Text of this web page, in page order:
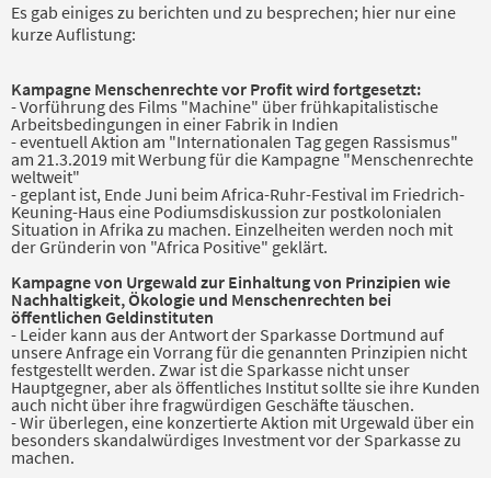
Es gab einiges zu berichten und zu besprechen; hier nur eine
kurze Auflistung:
Kampagne Menschenrechte vor Profit wird fortgesetzt:
- Vorführung des Films "Machine" über frühkapitalistische
Arbeitsbedingungen in einer Fabrik in Indien
- eventuell Aktion am "Internationalen Tag gegen Rassismus"
am 21.3.2019 mit Werbung für die Kampagne "Menschenrechte
weltweit"
- geplant ist, Ende Juni beim Africa-Ruhr-Festival im Friedrich-
Keuning-Haus eine Podiumsdiskus­sion zur postkolonialen
Situation in Afrika zu machen. Einzelheiten werden noch mit
der Gründerin von "Africa Positive" geklärt.
Kampagne von Urgewald zur Einhaltung von Prinzipien wie
Nachhaltigkeit, Ökologie und Menschenrechten bei
öffentlichen Geldinstituten
- Leider kann aus der Antwort der Sparkasse Dortmund auf
unsere Anfrage ein Vorrang für die ge­nannten Prinzipien nicht
festgestellt werden. Zwar ist die Sparkasse nicht unser
Hauptgegner, aber als öffentliches Institut sollte sie ihre Kunden
auch nicht über ihre fragwürdigen Geschäfte täu­schen.
- Wir überlegen, eine konzertierte Aktion mit Urgewald über ein
besonders skandalwürdiges Invest­ment vor der Sparkasse zu
machen.